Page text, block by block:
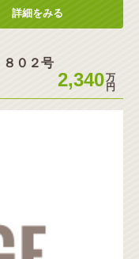
詳細をみる
０２号
2,340万
円